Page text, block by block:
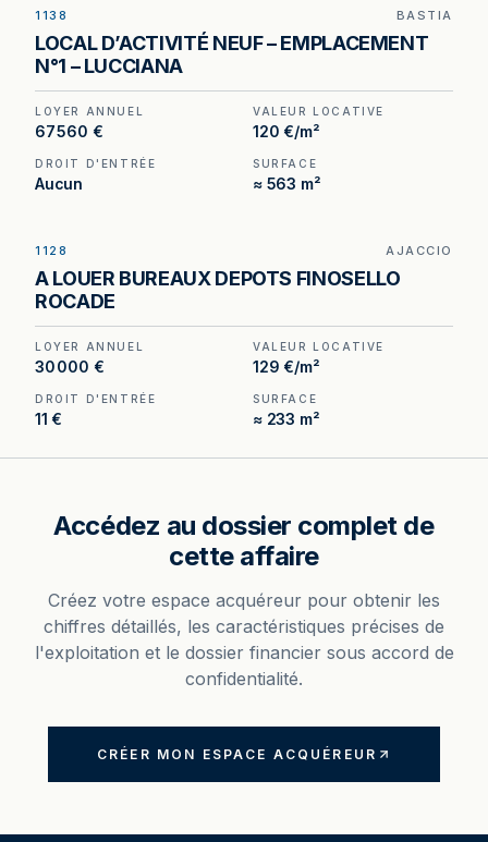
Entrepôt neuf à louer à Bastia — 563 m² à 200 m
de l'aéroport Bastia-Poretta, accès poids lourds.
1138 BASTIA
LOCAL D’ACTIVITÉ NEUF – EMPLACEMENT
N°1 – LUCCIANA
LOYER ANNUEL
67 560 €
VALEUR LOCATIVE
120 €/m²
DROIT D'ENTRÉE
Aucun
SURFACE
≈ 563 m²
1128 AJACCIO
A LOUER BUREAUX DEPOTS FINOSELLO
ROCADE
LOYER ANNUEL
30 000 €
VALEUR LOCATIVE
129 €/m²
DROIT D'ENTRÉE
11 €
SURFACE
≈ 233 m²
Accédez au dossier complet de
cette affaire
Créez votre espace acquéreur pour obtenir les
chiffres détaillés, les caractéristiques précises de
l'exploitation et le dossier financier sous accord de
confidentialité.
CRÉER MON ESPACE ACQUÉREUR